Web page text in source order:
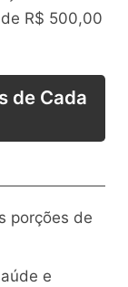
R$ 500,00
de Cada
porções de
e